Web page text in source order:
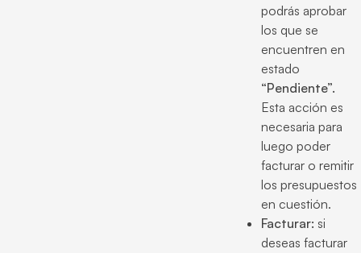
podrás aprobar
los que se
encuentren en
estado
“Pendiente”.
Esta acción es
necesaria para
luego poder
facturar o remitir
los presupuestos
en cuestión.
Facturar: si
deseas facturar